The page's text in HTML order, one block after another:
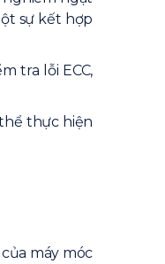
sự kết hợp
tra lỗi ECC,
thực hiện
máy móc